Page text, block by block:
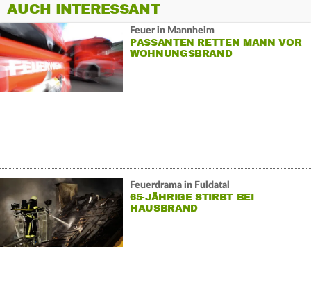
AUCH INTERESSANT
Feuer in Mannheim
PASSANTEN RETTEN MANN VOR
WOHNUNGSBRAND
Feuerdrama in Fuldatal
65-JÄHRIGE STIRBT BEI
HAUSBRAND